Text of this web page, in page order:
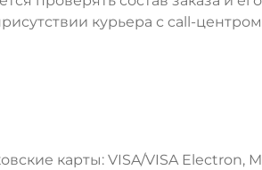
курьера с call-
карты: VISA/VISA Electron,